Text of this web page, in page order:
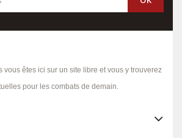
vous êtes ici sur un site libre et vous y trouverez
pour les combats de demain.